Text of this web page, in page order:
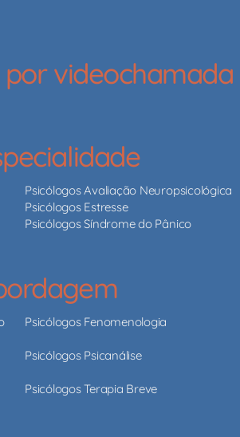
por videochamada
Psicólogos Avaliação Neuropsicológica
Psicólogos Estresse
Psicólogos Síndrome do Pânico
Psicólogos Fenomenologia
Psicólogos Psicanálise
Psicólogos Terapia Breve